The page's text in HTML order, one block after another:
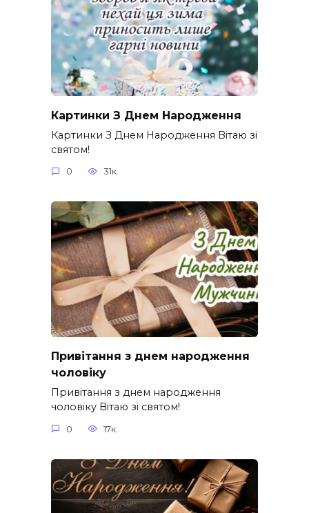
Картинки З Днем Народження
Картинки З Днем Народження Вітаю зі
святом!
0 31к.
Привітання з днем народження
чоловіку
Привітання з днем народження
чоловіку Вітаю зі святом!
0 17к.